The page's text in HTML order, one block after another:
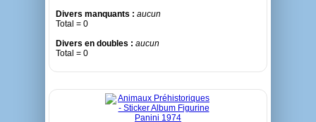
Divers manquants : aucun
Total = 0
Divers en doubles : aucun
Total = 0